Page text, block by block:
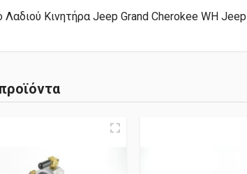
Λαδιού Κινητήρα Jeep Grand Cherokee WH